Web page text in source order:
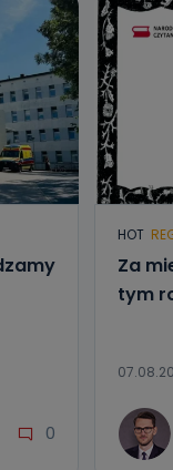
51-05 lub
0
HOT
Za
tym